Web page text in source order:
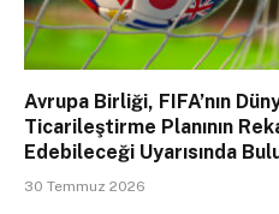
Avrupa Birliği, FIFA’nın
Ticarileştirme Planının
Edebileceği Uyarısında
30 Temmuz 2026